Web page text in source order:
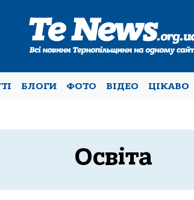
БЛОГИ ФОТО ВІДЕО ЦІКАВО
Освіта